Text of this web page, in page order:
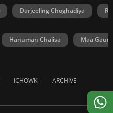
Darjeeling Choghadiya
Hanuman Chalisa Maa Gauri
ICHOWK ARCHIVE